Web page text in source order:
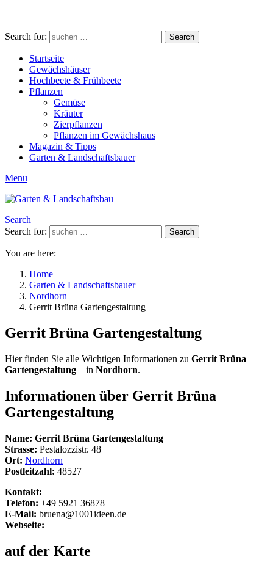
Search for: Search
Startseite
Gewächshäuser
Hochbeete & Frühbeete
Pflanzen
Gemüse
Kräuter
Zierpflanzen
Pflanzen im Gewächshaus
Magazin & Tipps
Garten & Landschaftsbauer
Menu
Search
Search for:
Search
You are here:
Home
Garten & Landschaftsbauer
Nordhorn
Gerrit Brüna Gartengestaltung
Gerrit Brüna Gartengestaltung
Hier finden Sie alle Wichtigen Informationen zu Gerrit Brüna
Gartengestaltung – in Nordhorn.
Informationen über Gerrit Brüna
Gartengestaltung
Name: Gerrit Brüna Gartengestaltung
Strasse: Pestalozzistr. 48
Ort: Nordhorn
Postleitzahl: 48527
Kontakt:
Telefon: +49 5921 36878
E-Mail: bruena@1001ideen.de
Webseite:
auf der Karte